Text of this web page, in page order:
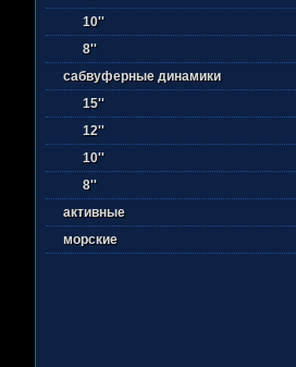
10''
8''
сабвуферные динамики
15''
12''
10''
8''
активные
морские